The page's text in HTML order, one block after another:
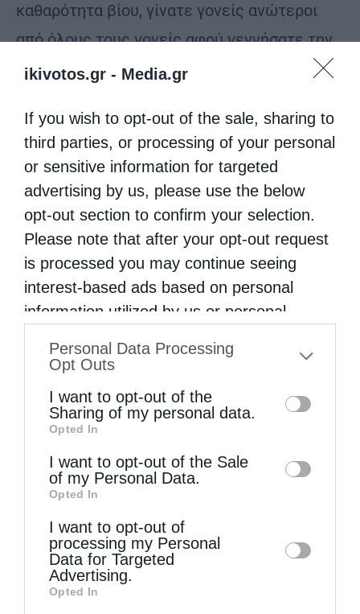
ikivotos.gr - Media.gr
If you wish to opt-out of the sale, sharing to
third parties, or processing of your personal
or sensitive information for targeted
advertising by us, please use the below
opt-out section to confirm your selection.
Please note that after your opt-out request
is processed you may continue seeing
interest-based ads based on personal
information utilized by us or personal
to your opt-out. You may separately opt-out
information by third parties on the IAB’s list
of downstream participants. This
information may also be disclosed by us to
third parties on theIAB’s List of
Downstream Participants
disclose it to other third parties.
Personal Data Processing
Opt Outs
I want to opt-out of the
Sharing of my personal data.
Opted In
I want to opt-out of the Sale
of my Personal Data.
Opted In
I want to opt-out of
processing my Personal
Data for Targeted
Advertising.
Opted In
καθαρότητα βίου, γίνατε γονείς ανώτεροι
από όλους τους γονείς αφού γεννήσατε την
αμόλυντη Παρθένο. Και θεολογεί ο άγιος
με αγνότητα και αγιότητα καρποφορήσατε το
στολίδι της παρθενίας, παρθένο προτού να
γεννήσει, παρθένο την ώρα που γεννούσε,
και παρθένο αφού γέννησε, τη μοναδική που
μένει και σε νου και σε ψυχή και σε σώμα
πάντοτε παρθένος».
(Αρχιμ. Δανιήλ Γ. Αεράκη, Κλήματα της
Αμπέλου, Αθήνα 2003, σ. 42-44).
Πηγή: πεμπτουσία
ΑΝΝΑ ΘΕΟΤΌΚΟΣ ΠΑΡΑΜΥΘΊΑ
ΜΟΙΡΑΣΟΥ